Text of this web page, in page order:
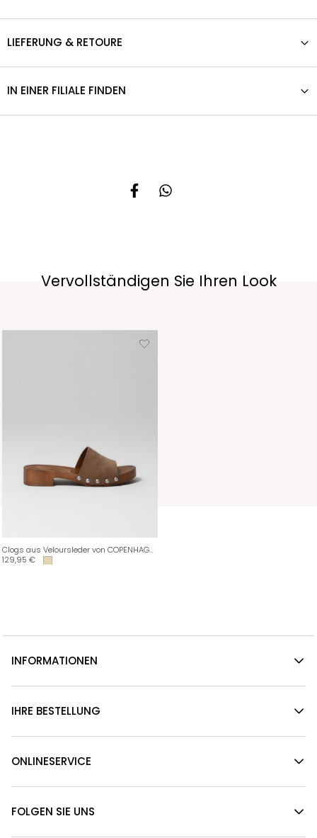
LIEFERUNG & RETOURE
IN EINER FILIALE FINDEN
Vervollständigen Sie Ihren Look
Clogs aus Veloursleder von COPENHAGEN
129,95 €
INFORMATIONEN
IHRE BESTELLUNG
ONLINESERVICE
FOLGEN SIE UNS